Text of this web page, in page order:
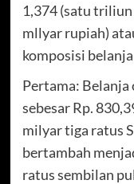
1,374 (satu
mllyar rupiah)
komposisi
Pertama: Belanja
sebesar Rp.
milyar tiga ratus
bertambah
ratus sembilan